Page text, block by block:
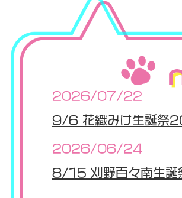
2026/07/22
9/6 花織みけ生誕祭
2026/06/24
8/15 刈野百々南生